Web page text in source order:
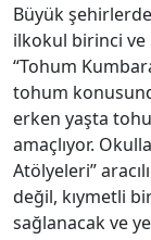
Büyük
ilkokul birinci ve
“Tohum
tohum
erken yaşta
amaçlıyor.
Atölyeleri”
değil, kıymetli
sağlanacak ve